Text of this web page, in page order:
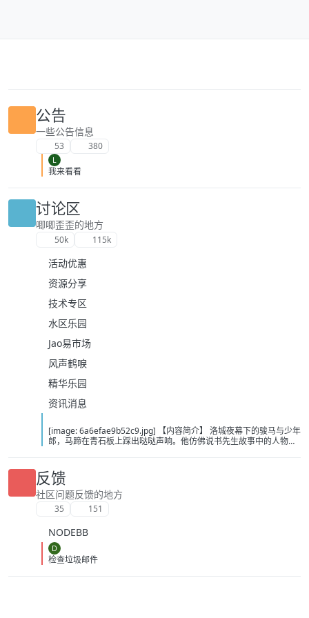
公告
一些公告信息
53 380
L
我来看看
讨论区
唧唧歪歪的地方
50k 115k
活动优惠
资源分享
技术专区
水区乐园
Jao易市场
风声鹤唳
精华乐园
资讯消息
[image: 6a6efae9b52c9.jpg] 【内容简介】 洛城夜幕下的骏马与少年
郎，马蹄在青石板上踩出哒哒声响。他仿佛说书先生故事中的人物，
的故事，待我慢慢说。 【下载地址】 百度：
https://pan.baidu.com/s/1itOGh3KBKMv6JfIHYQxwpQ?pwd=bcd2
夸克：https://pan.quark.cn/s/8375dbc46783?pwd=Tibp 移动：
https://yun.139.com/shareweb/#/w/i/2wFGUZhZz7Fr1
反馈
社区问题反馈的地方
35 151
NODEBB
D
检查垃圾邮件